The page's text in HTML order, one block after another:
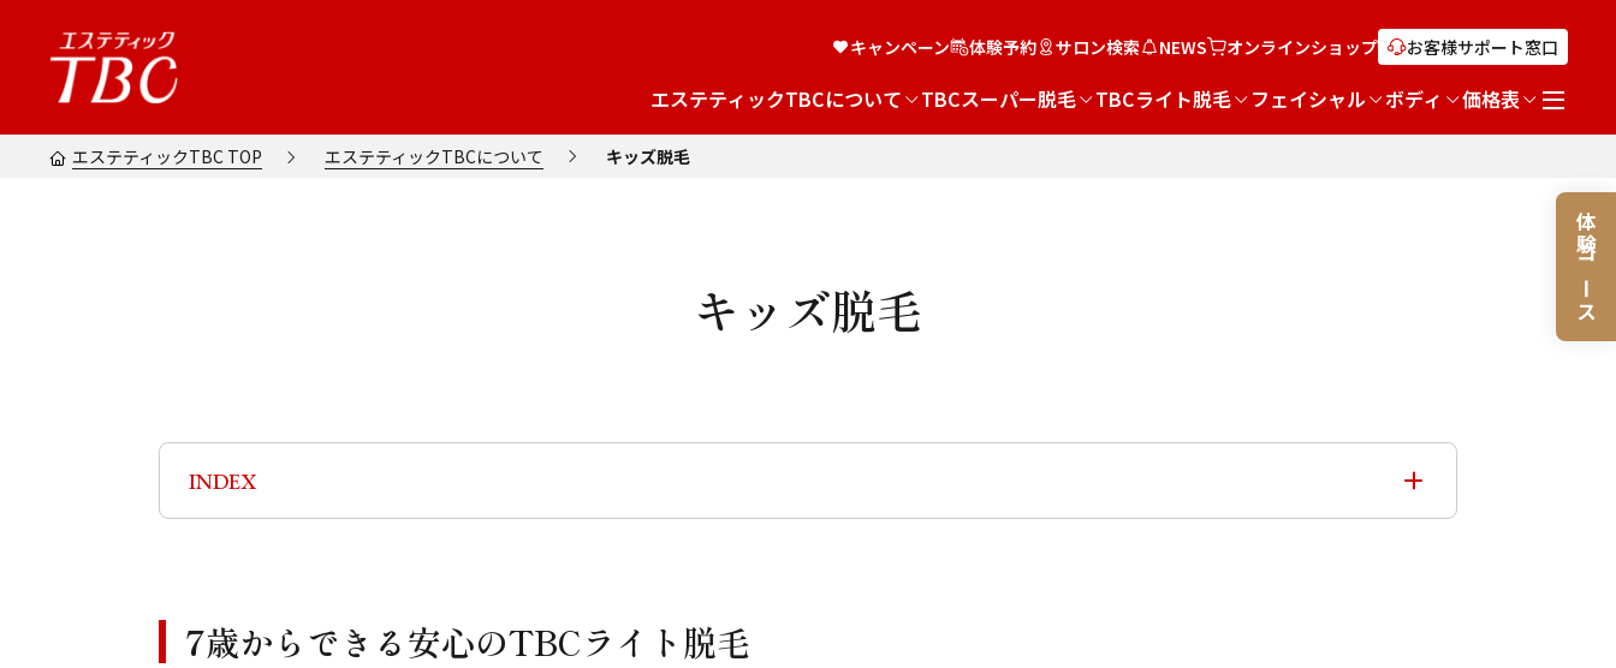
キャンペーン 体験予約 サロン検索 NEWS オンラインショップ お客様サポート窓口
エステティックTBCについて TBCスーパー脱毛 TBCライト脱毛 フェイシャル ボディ 価格表
体験コース
エステティックTBC TOP エステティックTBCについて キッズ脱毛
キッズ脱毛
INDEX
7歳からできる安心のTBCライト脱毛